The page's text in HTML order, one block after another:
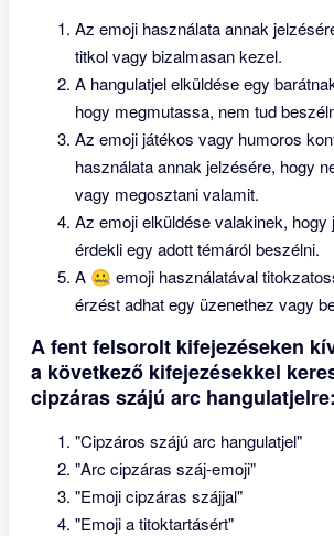
Az emoji használata annak
titkol vagy bizalmasan kezel.
A hangulatjel elküldése egy
hogy megmutassa, nem tud
Az emoji játékos vagy humoros
használata annak jelzésére, hogy
vagy megosztani valamit.
Az emoji elküldése valakinek, hogy
érdekli egy adott témáról beszélni.
A 🤐 emoji használatával
érzést adhat egy üzenethez vagy
A fent felsorolt kifejezéseken
a következő kifejezésekkel
cipzáras szájú arc hangulatjelre:
"Cipzáros szájú arc hangulatjel"
"Arc cipzáras száj-emoji"
"Emoji cipzáras szájjal"
"Emoji a titoktartásért"